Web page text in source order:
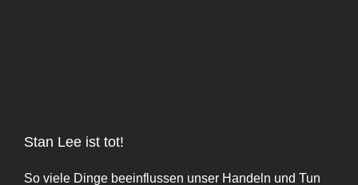
Stan Lee ist tot!
So viele Dinge beeinflussen unser Handeln und Tun